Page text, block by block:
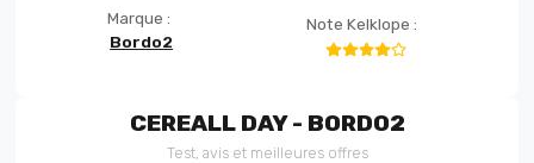
Marque :
Bordo2
Note Kelklope :
CEREALL DAY - BORDO2
Test, avis et meilleures offres